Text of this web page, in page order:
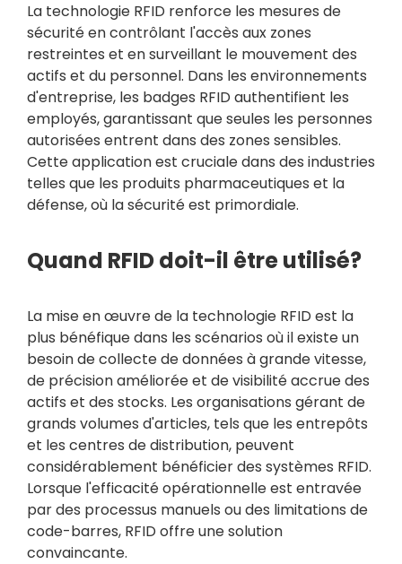
La technologie RFID renforce les mesures de
sécurité en contrôlant l'accès aux zones
restreintes et en surveillant le mouvement des
actifs et du personnel. Dans les environnements
d'entreprise, les badges RFID authentifient les
employés, garantissant que seules les personnes
autorisées entrent dans des zones sensibles.
Cette application est cruciale dans des industries
telles que les produits pharmaceutiques et la
défense, où la sécurité est primordiale.
Quand RFID doit-il être utilisé?
La mise en œuvre de la technologie RFID est la
plus bénéfique dans les scénarios où il existe un
besoin de collecte de données à grande vitesse,
de précision améliorée et de visibilité accrue des
actifs et des stocks. Les organisations gérant de
grands volumes d'articles, tels que les entrepôts
et les centres de distribution, peuvent
considérablement bénéficier des systèmes RFID.
Lorsque l'efficacité opérationnelle est entravée
par des processus manuels ou des limitations de
code-barres, RFID offre une solution
convaincante.